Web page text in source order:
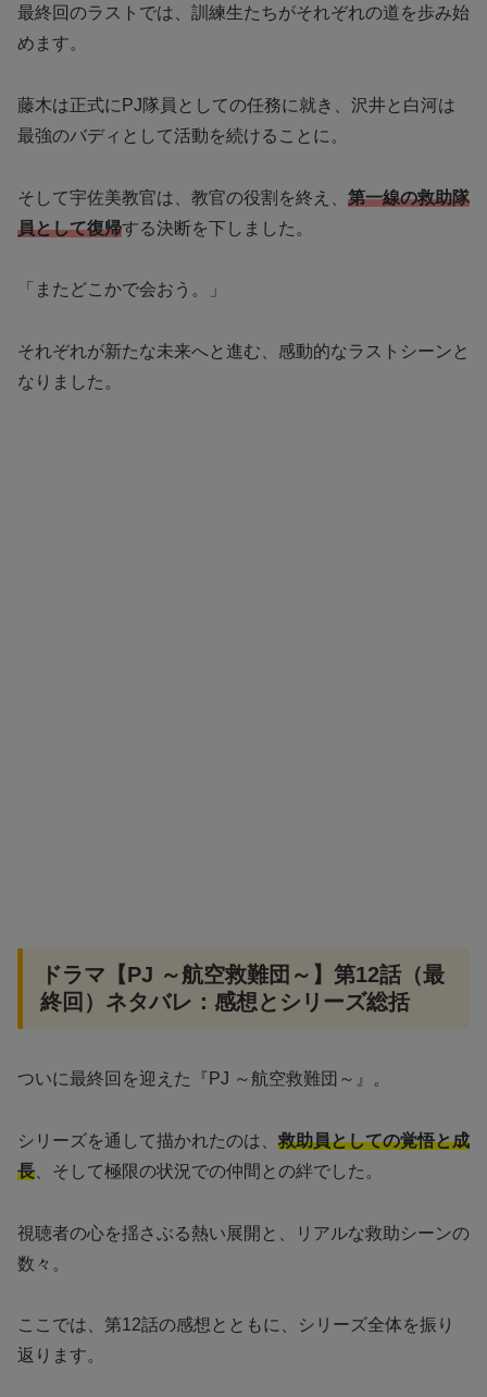
最終回のラストでは、訓練生たちがそれぞれの道を歩み始
めます。
藤木は正式にPJ隊員としての任務に就き、沢井と白河は
最強のバディとして活動を続けることに。
そして宇佐美教官は、教官の役割を終え、 第一線の救助隊
員として復帰する決断を下しました。
「またどこかで会おう。」
それぞれが新たな未来へと進む、感動的なラストシーンと
なりました。
ドラマ【PJ ～航空救難団～】第12話（最
終回）ネタバレ：感想とシリーズ総括
ついに最終回を迎えた『PJ ～航空救難団～』。
シリーズを通して描かれたのは、 救助員としての覚悟と成
長 、そして極限の状況での仲間との絆でした。
視聴者の心を揺さぶる熱い展開と、リアルな救助シーンの
数々。
ここでは、第12話の感想とともに、シリーズ全体を振り
返ります。